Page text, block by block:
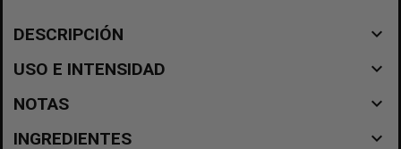
DESCRIPCIÓN navigate_before
USO E INTENSIDAD navigate_before
NOTAS navigate_before
INGREDIENTES navigate_before